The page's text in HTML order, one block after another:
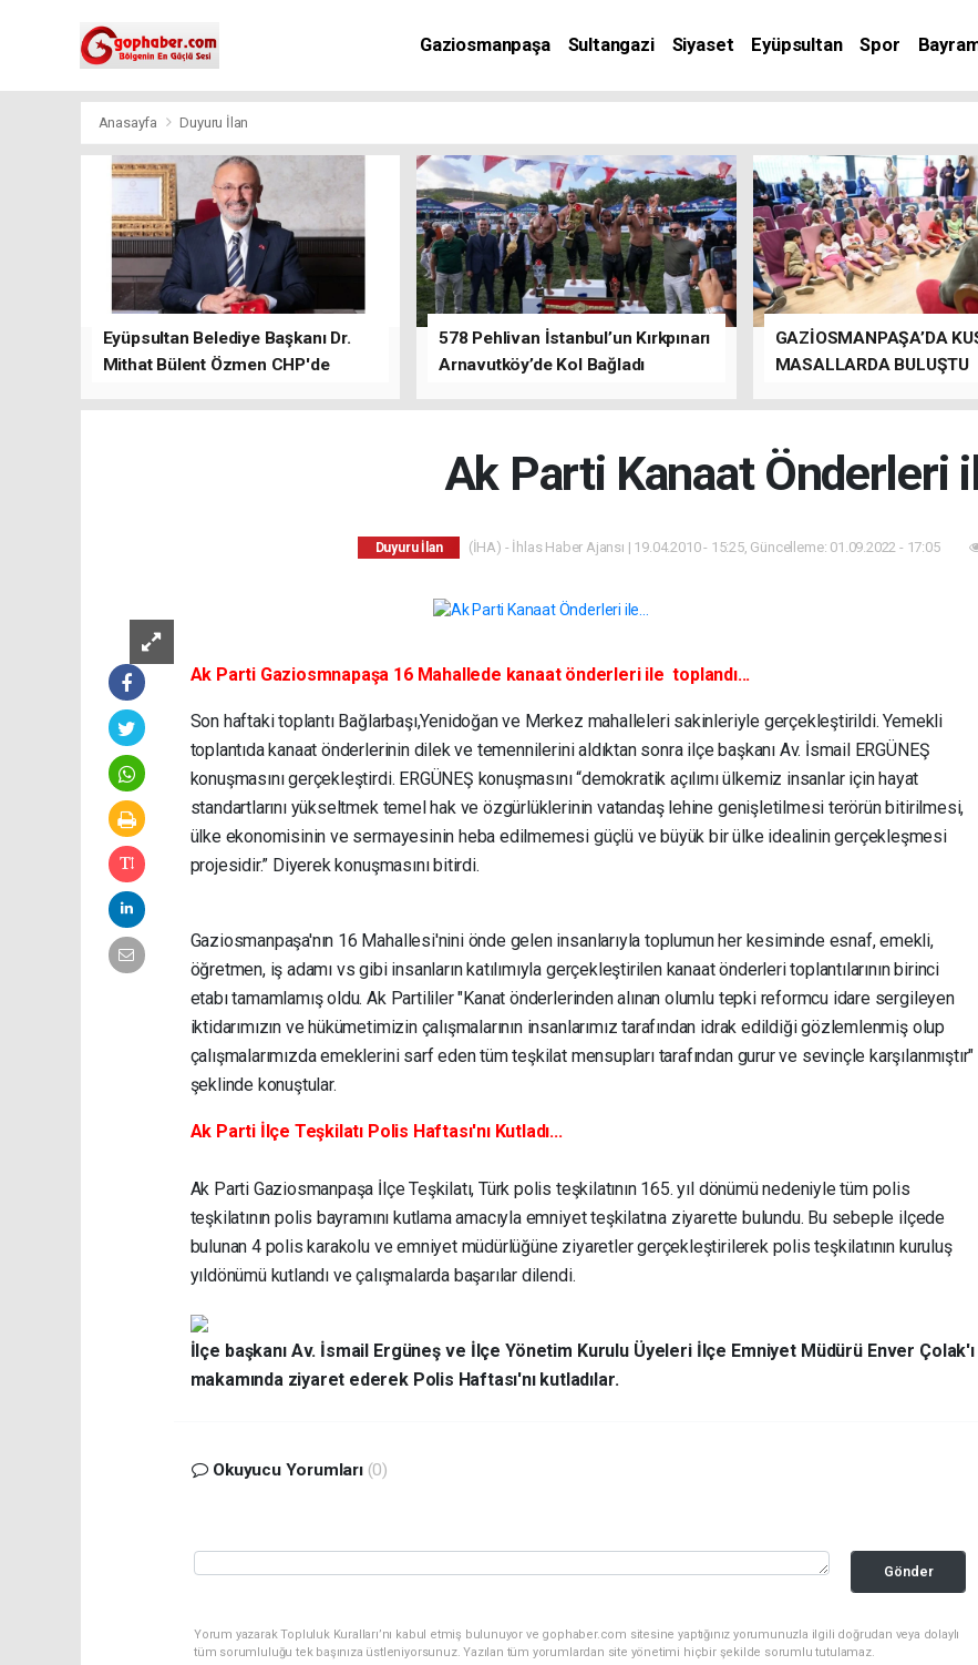
Gaziosmanpaşa Sultangazi Siyaset Eyüpsultan Spor
Anasayfa Duyuru İlan
Eyüpsultan Belediye Başkanı Dr.
Mithat Bülent Özmen CHP'de
578 Pehlivan İstanbul’un Kırkpınarı
Arnavutköy’de Kol Bağladı
GAZİOSMANPAŞA’DA
MASALLARDA BULUŞTU
Ak Parti Kanaat Önderleri
Duyuru İlan (İHA) - İhlas Haber Ajansı | 19.04.2010 - 15:25, Güncelleme: 01.09.2022 - 17:05
Ak Parti Gaziosmnapaşa 16 Mahallede kanaat önderleri ile toplandı...
Son haftaki toplantı Bağlarbaşı,Yenidoğan ve Merkez mahalleleri sakinleriyle gerçekleştirildi. Yemekli
toplantıda kanaat önderlerinin dilek ve temennilerini aldıktan sonra ilçe başkanı Av. İsmail ERGÜNEŞ
konuşmasını gerçekleştirdi. ERGÜNEŞ konuşmasını “demokratik açılımı ülkemiz insanlar için hayat
standartlarını yükseltmek temel hak ve özgürlüklerinin vatandaş lehine genişletilmesi terörün bitirilmesi,
ülke ekonomisinin ve sermayesinin heba edilmemesi güçlü ve büyük bir ülke idealinin gerçekleşmesi
projesidir.” Diyerek konuşmasını bitirdi.
Gaziosmanpaşa'nın 16 Mahallesi'nini önde gelen insanlarıyla toplumun her kesiminde esnaf, emekli,
öğretmen, iş adamı vs gibi insanların katılımıyla gerçekleştirilen kanaat önderleri toplantılarının birinci
etabı tamamlamış oldu. Ak Partililer "Kanat önderlerinden alınan olumlu tepki reformcu idare sergileyen
iktidarımızın ve hükümetimizin çalışmalarının insanlarımız tarafından idrak edildiği gözlemlenmiş olup
çalışmalarımızda emeklerini sarf eden tüm teşkilat mensupları tarafından gurur ve sevinçle karşılanmıştır"
şeklinde konuştular.
Ak Parti İlçe Teşkilatı Polis Haftası'nı Kutladı...
Ak Parti Gaziosmanpaşa İlçe Teşkilatı, Türk polis teşkilatının 165. yıl dönümü nedeniyle tüm polis
teşkilatının polis bayramını kutlama amacıyla emniyet teşkilatına ziyarette bulundu. Bu sebeple ilçede
bulunan 4 polis karakolu ve emniyet müdürlüğüne ziyaretler gerçekleştirilerek polis teşkilatının kuruluş
yıldönümü kutlandı ve çalışmalarda başarılar dilendi.
İlçe başkanı Av. İsmail Ergüneş ve İlçe Yönetim Kurulu Üyeleri İlçe Emniyet Müdürü Enver Çolak'ı
makamında ziyaret ederek Polis Haftası'nı kutladılar.
Okuyucu Yorumları (0)
Gönder
Yorum yazarak Topluluk Kuralları’nı kabul etmiş bulunuyor ve gophaber.com sitesine yaptığınız yorumunuzla ilgili doğrudan veya dolaylı
tüm sorumluluğu tek başınıza üstleniyorsunuz. Yazılan tüm yorumlardan site yönetimi hiçbir şekilde sorumlu tutulamaz.